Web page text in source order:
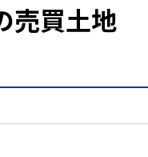
売買土地